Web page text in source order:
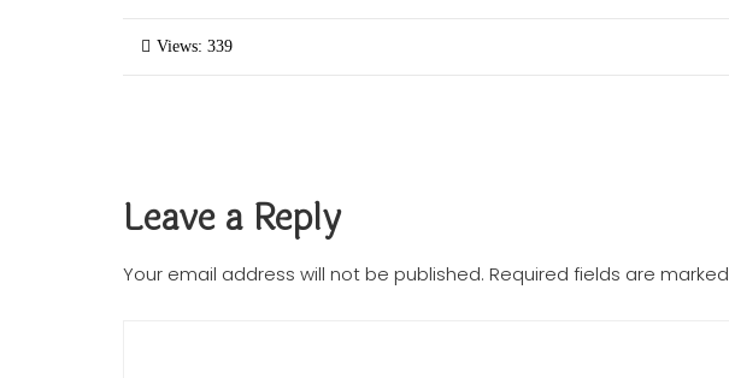
Views: 339
Leave a Reply
Your email address will not be published. Required fields are marked